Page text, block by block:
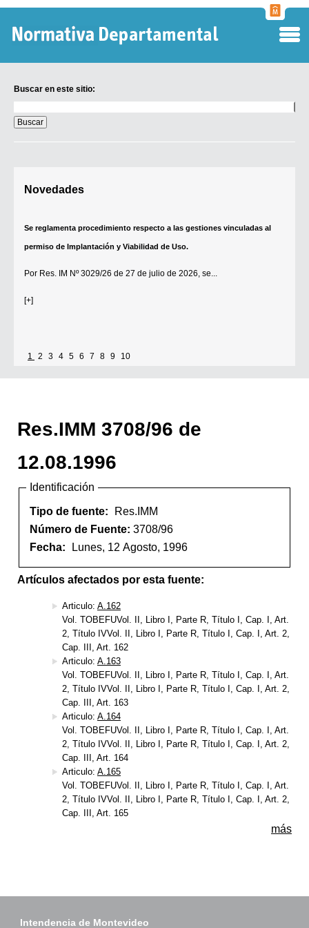
Buscar en este sitio:
en
este
sitio:
Novedades
Se reglamenta procedimiento respecto a las gestiones vinculadas al
permiso de Implantación y Viabilidad de Uso.
Por Res. IM Nº 3029/26 de 27 de julio de 2026, se...
[+]
1 2 3 4 5 6 7 8 9 10
Res.IMM 3708/96 de
12.08.1996
Identificación
Tipo de fuente:
Res.IMM
Número de Fuente: 3708/96
Fecha:
Lunes, 12 Agosto, 1996
Artículos afectados por esta fuente:
Articulo: A.162
Vol. TOBEFUVol. II, Libro I, Parte R, Título I, Cap. I, Art.
2, Título IVVol. II, Libro I, Parte R, Título I, Cap. I, Art. 2,
Cap. III, Art. 162
Articulo: A.163
Vol. TOBEFUVol. II, Libro I, Parte R, Título I, Cap. I, Art.
2, Título IVVol. II, Libro I, Parte R, Título I, Cap. I, Art. 2,
Cap. III, Art. 163
Articulo: A.164
Vol. TOBEFUVol. II, Libro I, Parte R, Título I, Cap. I, Art.
2, Título IVVol. II, Libro I, Parte R, Título I, Cap. I, Art. 2,
Cap. III, Art. 164
Articulo: A.165
Vol. TOBEFUVol. II, Libro I, Parte R, Título I, Cap. I, Art.
2, Título IVVol. II, Libro I, Parte R, Título I, Cap. I, Art. 2,
Cap. III, Art. 165
más
Intendencia de Montevideo